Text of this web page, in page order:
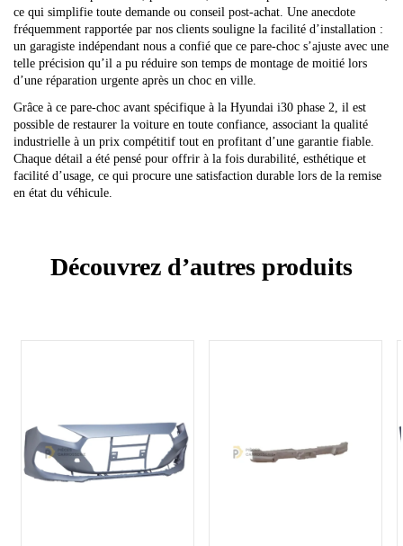
ce qui simplifie toute demande ou conseil post-achat. Une anecdote
fréquemment rapportée par nos clients souligne la facilité d’installation :
un garagiste indépendant nous a confié que ce pare-choc s’ajuste avec une
telle précision qu’il a pu réduire son temps de montage de moitié lors
d’une réparation urgente après un choc en ville.
Grâce à ce pare-choc avant spécifique à la Hyundai i30 phase 2, il est
possible de restaurer la voiture en toute confiance, associant la qualité
industrielle à un prix compétitif tout en profitant d’une garantie fiable.
Chaque détail a été pensé pour offrir à la fois durabilité, esthétique et
facilité d’usage, ce qui procure une satisfaction durable lors de la remise
en état du véhicule.
Découvrez d’autres produits